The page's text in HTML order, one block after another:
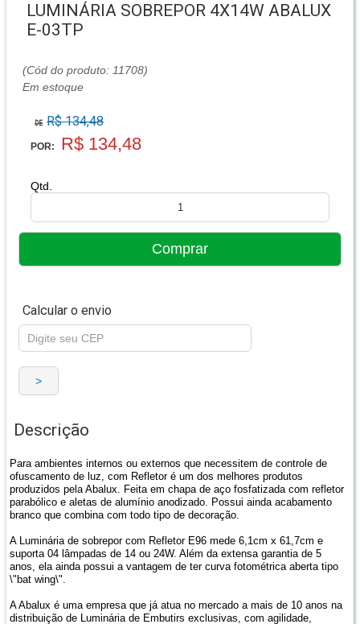
LUMINÁRIA SOBREPOR 4X14W ABALUX
E-03TP
(Cód do produto: 11708)
Em estoque
DE R$ 134,48
POR: R$ 134,48
Qtd.
Calcular o envio
Descrição
Para ambientes internos ou externos que necessitem de controle de
ofuscamento de luz, com Refletor é um dos melhores produtos
produzidos pela Abalux. Feita em chapa de aço fosfatizada com refletor
parabólico e aletas de alumínio anodizado. Possui ainda acabamento
branco que combina com todo tipo de decoração.
A Luminária de sobrepor com Refletor E96 mede 6,1cm x 61,7cm e
suporta 04 lâmpadas de 14 ou 24W. Além da extensa garantia de 5
anos, ela ainda possui a vantagem de ter curva fotométrica aberta tipo
\"bat wing\".
A Abalux é uma empresa que já atua no mercado a mais de 10 anos na
distribuição de Luminária de Embutirs exclusivas, com agilidade,